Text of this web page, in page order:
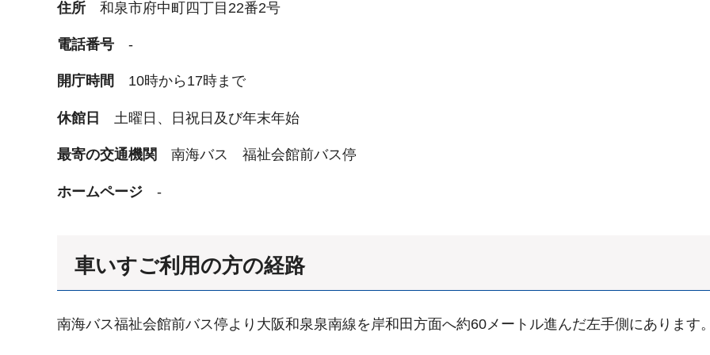
住所 和泉市府中町四丁目22番2号
電話番号 -
開庁時間 10時から17時まで
休館日 土曜日、日祝日及び年末年始
最寄の交通機関 南海バス 福祉会館前バス停
ホームページ -
車いすご利用の方の経路
南海バス福祉会館前バス停より大阪和泉泉南線を岸和田方面へ約60メートル進んだ左手側にあります